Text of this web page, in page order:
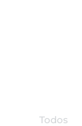
Todos